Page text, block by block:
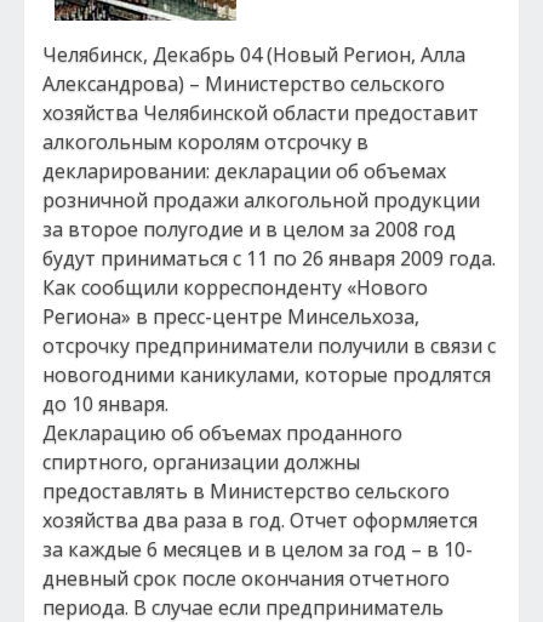
Челябинск, Декабрь 04 (Новый Регион, Алла
Александрова) – Министерство сельского
хозяйства Челябинской области предоставит
алкогольным королям отсрочку в
декларировании: декларации об объемах
розничной продажи алкогольной продукции
за второе полугодие и в целом за 2008 год
будут приниматься с 11 по 26 января 2009 года.
Как сообщили корреспонденту «Нового
Региона» в пресс-центре Минсельхоза,
отсрочку предприниматели получили в связи с
новогодними каникулами, которые продлятся
до 10 января.
Декларацию об объемах проданного
спиртного, организации должны
предоставлять в Министерство сельского
хозяйства два раза в год. Отчет оформляется
за каждые 6 месяцев и в целом за год – в 10-
дневный срок после окончания отчетного
периода. В случае если предприниматель